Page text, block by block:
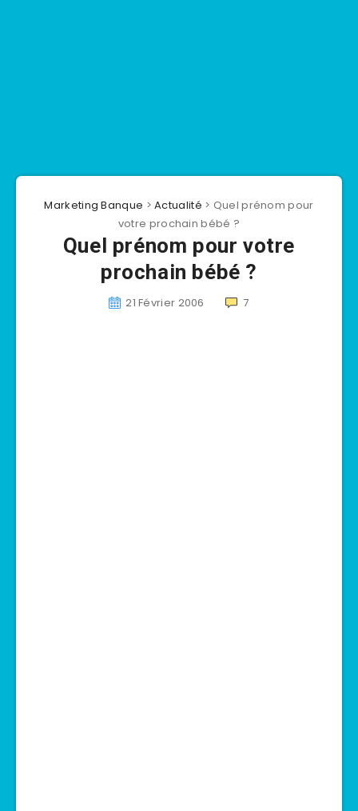
Marketing Banque >Actualité > Quel prénom pour
votre prochain bébé ?
Quel prénom pour votre
prochain bébé ?
21 Février 2006 7